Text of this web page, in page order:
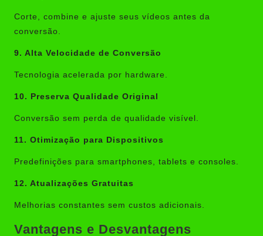
Corte, combine e ajuste seus vídeos antes da
conversão.
9. Alta Velocidade de Conversão
Tecnologia acelerada por hardware.
10. Preserva Qualidade Original
Conversão sem perda de qualidade visível.
11. Otimização para Dispositivos
Predefinições para smartphones, tablets e consoles.
12. Atualizações Gratuitas
Melhorias constantes sem custos adicionais.
Vantagens e Desvantagens